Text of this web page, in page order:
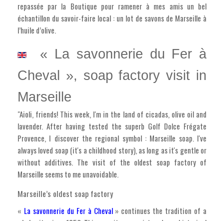
repassée par la Boutique pour ramener à mes amis un bel
échantillon du savoir-faire local : un lot de savons de Marseille à
l’huile d’olive.
« La savonnerie du Fer à
Cheval », soap factory visit in
Marseille
"Aioli, friends! This week, I'm in the land of cicadas, olive oil and
lavender. After having tested the superb Golf Dolce Frégate
Provence, I discover the regional symbol : Marseille soap. I've
always loved soap (it's a childhood story), as long as it's gentle or
without additives. The visit of the oldest soap factory of
Marseille seems to me unavoidable.
Marseille’s oldest soap factory
« La savonnerie du Fer à Cheval» continues the tradition of a